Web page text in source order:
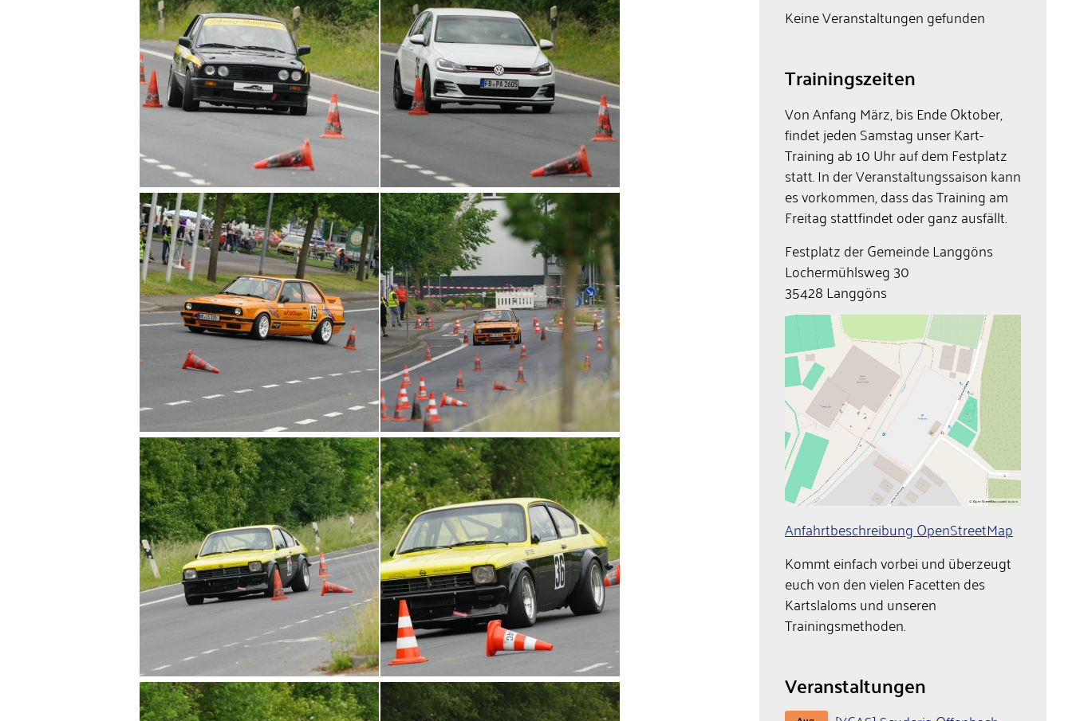
Keine Veranstaltungen gefunden
Trainingszeiten
Von Anfang März, bis Ende Oktober,
findet jeden Samstag unser Kart-
Training ab 10 Uhr auf dem Festplatz
statt. In der Veranstaltungssaison kann
es vorkommen, dass das Training am
Freitag stattfindet oder ganz ausfällt.
Festplatz der Gemeinde Langgöns
Lochermühlsweg 30
35428 Langgöns
Anfahrtbeschreibung OpenStreetMap
Kommt einfach vorbei und überzeugt
euch von den vielen Facetten des
Kartslaloms und unseren
Trainingsmethoden.
Veranstaltungen